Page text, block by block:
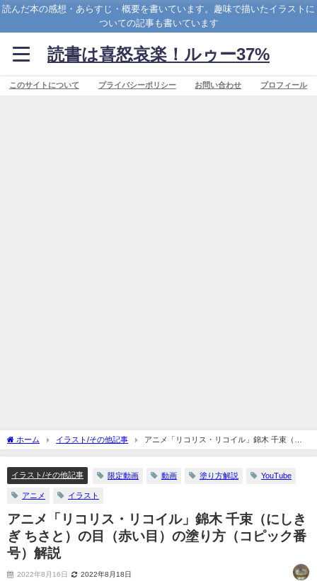
読んだ本の感想・あらすじ・概要を書いています。趣味で描いたイラストに
ついての記事も書いています
読書は喜怒哀楽！ルゥー37%
このサイトについて プライバシーポリシー お問い合わせ プロフィール
ホーム イラスト/その他記事
アニメ「リコリス・リコイル」錦木 千束（に
しきぎ ちさと）の目（赤い目）の塗り方（コピック番号）解説
イラスト/その他記事 限定動画 動画 塗り方解説 YouTube
アニメ イラスト
アニメ「リコリス・リコイル」錦木 千束（にしき
ぎ ちさと）の目（赤い目）の塗り方（コピック番
号）解説
2022年8月16日 2022年8月18日